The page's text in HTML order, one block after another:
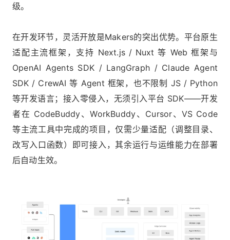
级。
在开发环节，灵活开放是Makers的突出优势。平台原生
适配主流框架，支持 Next.js / Nuxt 等 Web 框架与
OpenAI Agents SDK / LangGraph / Claude Agent
SDK / CrewAI 等 Agent 框架，也不限制 JS / Python
等开发语言；接入零侵入，无须引入平台 SDK——开发
者在 CodeBuddy、WorkBuddy、Cursor、VS Code
等主流工具中完成的项目，仅需少量适配（调整目录、
改写入口函数）即可接入，其余运行与运维能力在部署
后自动生效。